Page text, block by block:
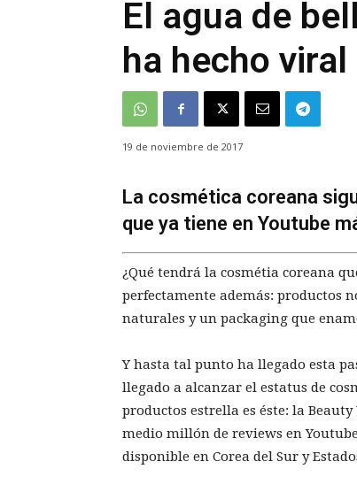
El agua de
ha hecho viral
19 de noviembre de 2017
La cosmética coreana
que ya tiene en Youtube
¿Qué tendrá la cosmétia coreana
perfectamente además: productos
naturales y un packaging que
Y hasta tal punto ha llegado esta
llegado a alcanzar el estatus de
productos estrella es éste: la
medio millón de reviews en Youtube
disponible en Corea del Sur y